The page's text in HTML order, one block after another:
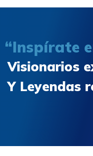
“Inspírate
Visionarios
Y Leyendas